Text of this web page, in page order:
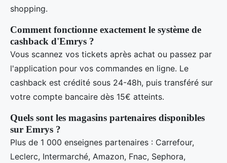
shopping.
Comment fonctionne exactement le système de
cashback d'Emrys ?
Vous scannez vos tickets après achat ou passez par
l'application pour vos commandes en ligne. Le
cashback est crédité sous 24-48h, puis transféré sur
votre compte bancaire dès 15€ atteints.
Quels sont les magasins partenaires disponibles
sur Emrys ?
Plus de 1 000 enseignes partenaires : Carrefour,
Leclerc, Intermarché, Amazon, Fnac, Sephora,